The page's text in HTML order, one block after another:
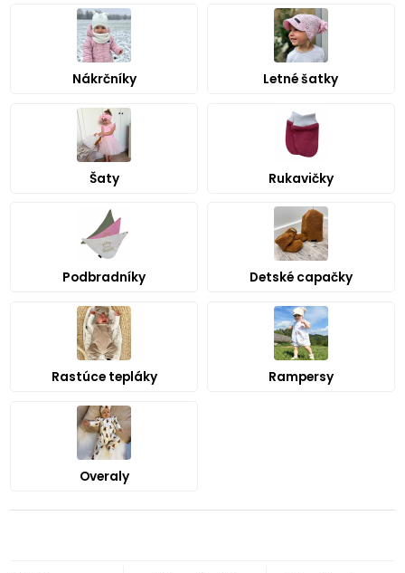
Nákrčníky Letné šatky
Šaty Rukavičky
Podbradníky Detské capačky
Rastúce tepláky Rampersy
Overaly